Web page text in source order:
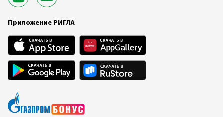
Приложение РИГЛА